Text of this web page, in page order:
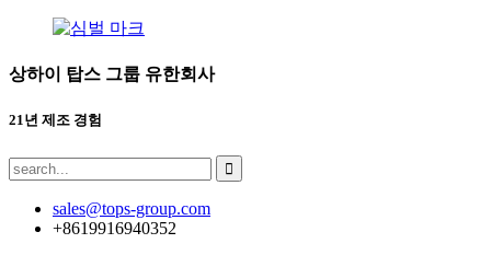
상하이 탑스 그룹 유한회사
21년 제조 경험
sales@tops-group.com
+8619916940352